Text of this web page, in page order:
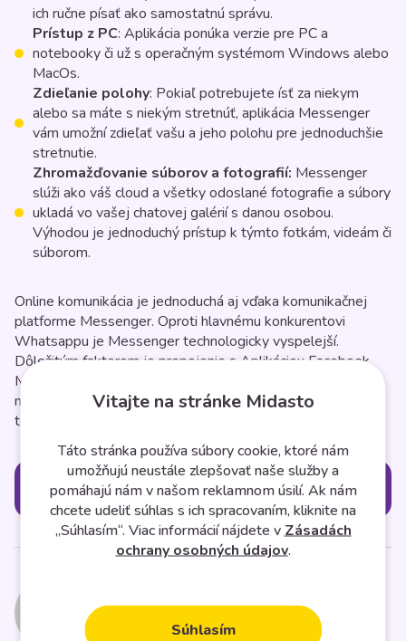
ich ručne písať ako samostatnú správu.
Prístup z PC: Aplikácia ponúka verzie pre PC a
notebooky či už s operačným systémom Windows alebo
MacOs.
Zdieľanie polohy: Pokiaľ potrebujete ísť za niekym
alebo sa máte s niekým stretnúť, aplikácia Messenger
vám umožní zdieľať vašu a jeho polohu pre jednoduchšie
stretnutie.
Zhromažďovanie súborov a fotografií: Messenger
slúži ako váš cloud a všetky odoslané fotografie a súbory
ukladá vo vašej chatovej galérií s danou osobou.
Výhodou je jednoduchý prístup k týmto fotkám, videám či
súborom.
Online komunikácia je jednoduchá aj vďaka komunikačnej
platforme Messenger. Oproti hlavnému konkurentovi
Whatsappu je Messenger technologicky vyspelejší.
Dôležitým faktorom je prepojenie s Aplikáciou Facebook.
Messenger je populárnejší u mladej generácie a jeho
neustále aktualizovanie zabezpečuje tie najnovšie
technologické vychytávky.
Kategórie
Vitajte na stránke Midasto
Táto stránka používa súbory cookie, ktoré nám
umožňujú neustále zlepšovať naše služby a
pomáhajú nám v našom reklamnom úsilí. Ak nám
chcete udeliť súhlas s ich spracovaním, kliknite na
„Súhlasím“. Viac informácií nájdete vZásadách
ochrany osobných údajov.
Súhlasím